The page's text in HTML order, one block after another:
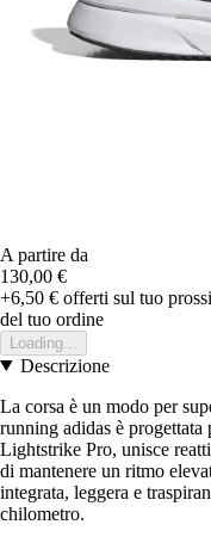
A partire da
130,00 €
+6,50 € offerti sul tuo
del tuo ordine
Loading...
Descrizione
La corsa è un modo per
running adidas è
Lightstrike Pro, unisce
di mantenere un ritmo
integrata, leggera e
chilometro.